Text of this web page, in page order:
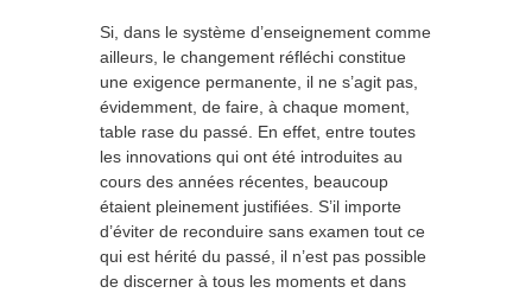
Si, dans le système d’enseignement comme
ailleurs, le changement réfléchi constitue
une exigence permanente, il ne s’agit pas,
évidemment, de faire, à chaque moment,
table rase du passé. En effet, entre toutes
les innovations qui ont été introduites au
cours des années récentes, beaucoup
étaient pleinement justifiées. S’il importe
d’éviter de reconduire sans examen tout ce
qui est hérité du passé, il n’est pas possible
de discerner à tous les moments et dans